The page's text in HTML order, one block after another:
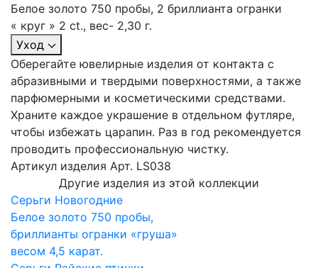
Белое золото 750 пробы, 2 бриллианта огранки
« круг » 2 ct., вес- 2,30 г.
Уход
Оберегайте ювелирные изделия от контакта с
абразивными и твердыми поверхностями, а также
парфюмерными и косметическими средствами.
Храните каждое украшение в отдельном футляре,
чтобы избежать царапин. Раз в год рекомендуется
проводить профессиональную чистку.
Артикул изделия Арт. LS038
Другие изделия из этой коллекции
Серьги Новогодние
Белое золото 750 пробы,
бриллианты огранки «груша»
весом 4,5 карат.